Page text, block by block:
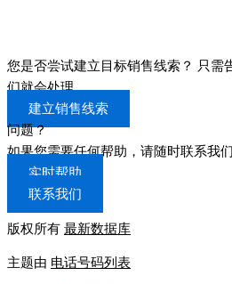
您是否尝试建立目标销售线索？ 只需
们就会处理
建立销售线索
问题？
如果您需要任何帮助，请随时联系我们
实时帮助
联系我们
版权所有 最新数据库
主题由 电话号码列表